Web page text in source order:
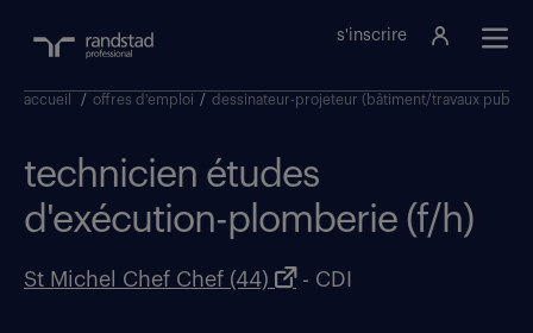
s'inscrire
accueil / offres d'emploi / dessinateur-projeteur (bâtiment/travaux
technicien études
d'exécution-plomberie (f/h)
St Michel Chef Chef (44) - CDI